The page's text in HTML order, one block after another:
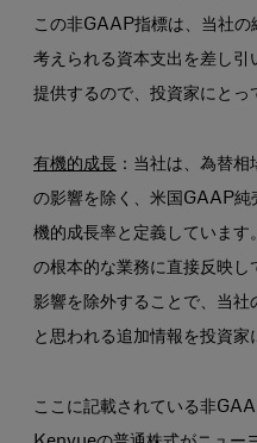
この非GAAP指標は、当社の
考えられる資本支出を差し引
提供するので、投資家にとっ
有機的成長 ：当社は、為替
の影響を除く、米国GAAP純
機的成長率と定義しています
の根本的な業務に直接反映
影響を除外することで、当社
と思われる追加情報を投資家
ここに記載されている非